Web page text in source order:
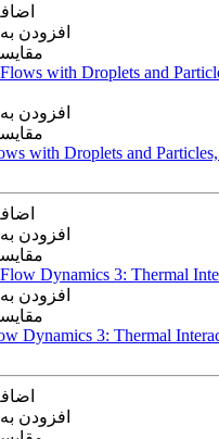
افزودن
افزودن
with Droplets and
افزودن
افزودن
Dynamics 3: Thermal
افزودن